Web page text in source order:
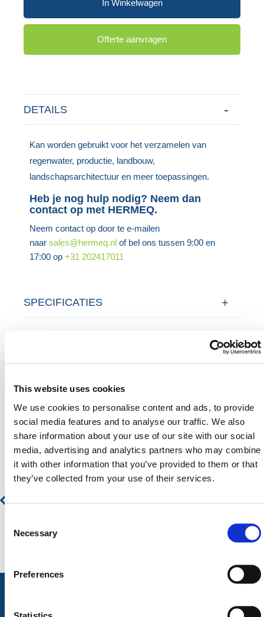
This website uses cookies
We use cookies to personalise content and ads, to provide
social media features and to analyse our traffic. We also
share information about your use of our site with our social
media, advertising and analytics partners who may combine
it with other information that you’ve provided to them or that
they’ve collected from your use of their services.
Selection
Necessary
Preferences
Statistics
In Winkelwagen
Offerte aanvragen
DETAILS
Kan worden gebruikt voor het verzamelen van
regenwater, productie, landbouw,
landschapsarchitectuur en meer toepassingen.
Heb je nog hulp nodig? Neem dan
contact op met HERMEQ.
Neem contact op door te e-mailen
naarsales@hermeq.nl of bel ons tussen 9:00 en
17:00 op+31 202417011
SPECIFICATIES
Aanbevolen producten
Watergevulde Kunststof Barrier 1M